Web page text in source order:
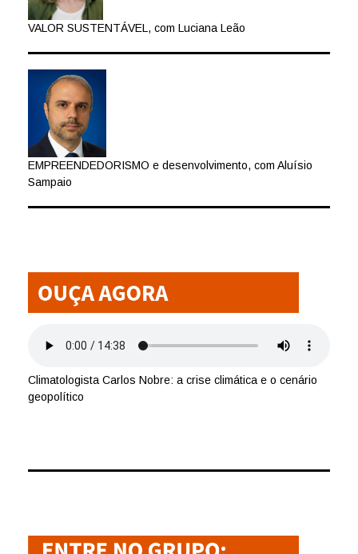
VALOR SUSTENTÁVEL, com Luciana Leão
EMPREENDEDORISMO e desenvolvimento, com Aluísio
Sampaio
Climatologista Carlos Nobre: a crise climática e o cenário
geopolítico